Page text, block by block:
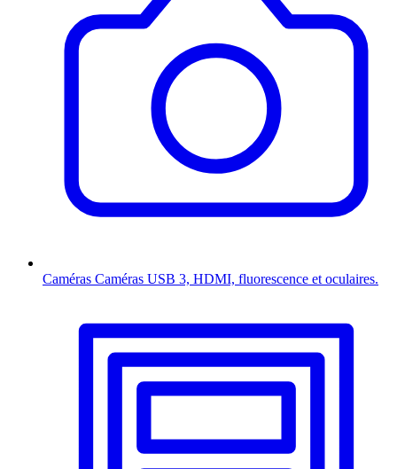
Caméras Caméras USB 3, HDMI, fluorescence et oculaires.